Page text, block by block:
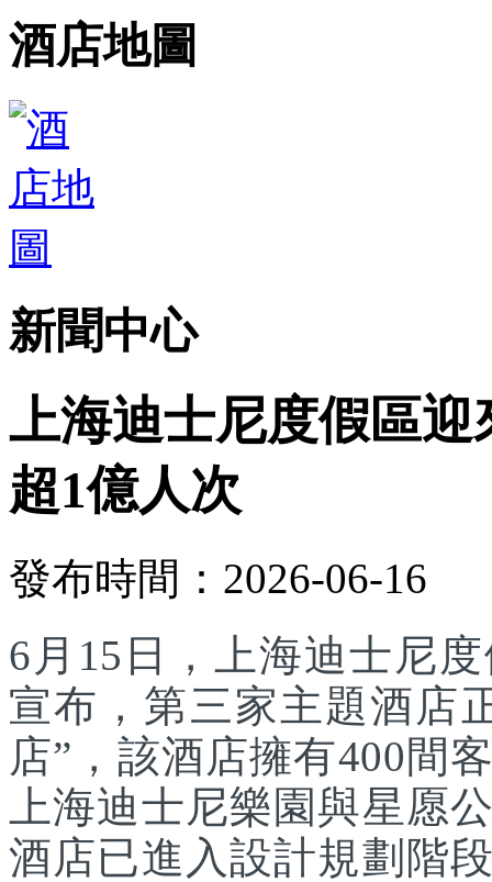
酒店地圖
新聞中心
上海迪士尼度假區
超1億人次
發布時間：2026-06-16
6月15日，上海迪士尼
宣布，第三家主題酒店
店”，該酒店擁有400間
上海迪士尼樂園與星愿
酒店已進入設計規劃階